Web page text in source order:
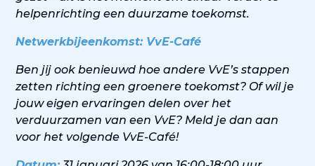
helpenrichting een duurzame toekomst.
Netwerkbijeenkomst: VvE-Café
Ben jij ook benieuwd hoe andere VvE’s stappen
zetten richting een groenere toekomst? Of wil je
jouw eigen ervaringen delen over het
verduurzamen van een VvE? Meld je dan aan
voor het volgende VvE-Café!